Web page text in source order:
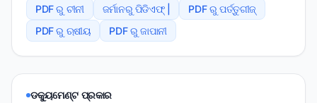
PDF ରୁ ଚୀନୀ
ଜର୍ମାନରୁ ପିଡିଏଫ୍ |
PDF ରୁ ପର୍ତ୍ତୁଗୀଜ୍
PDF ରୁ ଋଷୀୟ
PDF ରୁ ଜାପାନୀ
ଡକ୍ୟୁମେଣ୍ଟ ପ୍ରକାର